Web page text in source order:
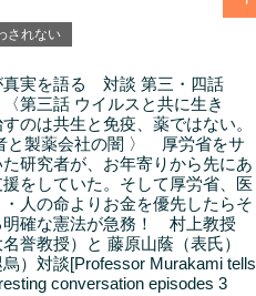
されない
真実を語る 対談 第三・四話
〈第三話 ウイルスと共に生き
のは共生と免疫、薬ではない。
と製薬会社の闇 〉 厚労省をサ
研究者が、お年寄りから先にあ
をしていた。そして厚労省、医
人の命よりお金を優先したらそ
明確な憲法が急務！ 村上教授
名誉教授）と 藤原山蔭（表氏）
）対談[Professor Murakami tells
conversation episodes 3